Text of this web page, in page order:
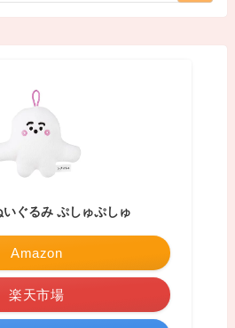
ぐるみ ぷしゅぷしゅ
Amazon
楽天市場